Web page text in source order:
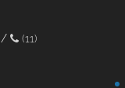
/
(11)